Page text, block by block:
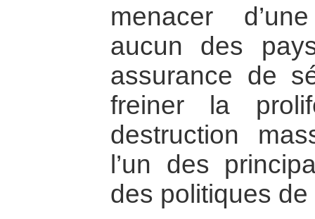
menacer
aucun des
assurance de
freiner la
destruction
l’un des
des politiques